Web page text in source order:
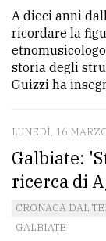
tua
pubblicità
Cerca
per
comune
Ricerca
avanzata
A dieci anni
ricordare la
storia degli
Guizzi ha
LUNEDÌ, 16
Galbiate:
ricerca di
CRONACA DAL
GALBIATE